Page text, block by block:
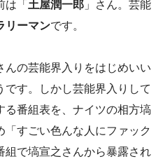
「 土屋潤一郎 」さん。芸能
リーマンです。
の芸能界入りをはじめいい
です。しかし芸能界入りして
番組表を、ナイツの相方塙
すごい色んな人にファック
組で塙宣之さんから暴露され